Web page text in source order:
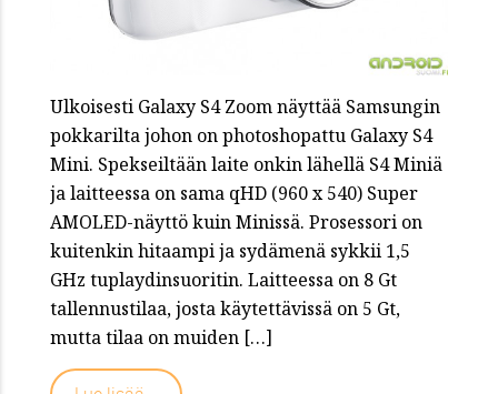
Ulkoisesti Galaxy S4 Zoom näyttää Samsungin
pokkarilta johon on photoshopattu Galaxy S4
Mini. Spekseiltään laite onkin lähellä S4 Miniä
ja laitteessa on sama qHD (960 x 540) Super
AMOLED-näyttö kuin Minissä. Prosessori on
kuitenkin hitaampi ja sydämenä sykkii 1,5
GHz tuplaydinsuoritin. Laitteessa on 8 Gt
tallennustilaa, josta käytettävissä on 5 Gt,
mutta tilaa on muiden […]